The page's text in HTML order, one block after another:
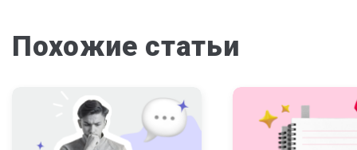
Похожие статьи